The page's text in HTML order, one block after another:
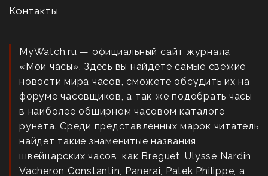
Контакты
MyWatch.ru — официальный сайт журнала
«Мои часы». Здесь вы найдете самые свежие
новости мира часов, сможете обсудить их на
форуме часовщиков, а так же подобрать часы
в наиболее обширном часовом каталоге
рунета. Среди представленных марок читатель
найдет такие знаменитые названия
швейцарских часов, как Breguet, Ulysse Nardin,
Vacheron Constantin, Panerai, Patek Philippe, а